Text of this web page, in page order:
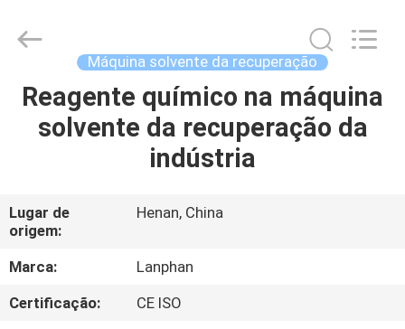
CASA
VÍDEOS
SOBRE
NÓS
Lanphan
Industry
Reserved.
Máquina solvente da recuperação
Reagente químico na máquina
solvente da recuperação da
indústria
Lugar de
origem:
Henan, China
Marca:
Lanphan
Certificação:
CE ISO